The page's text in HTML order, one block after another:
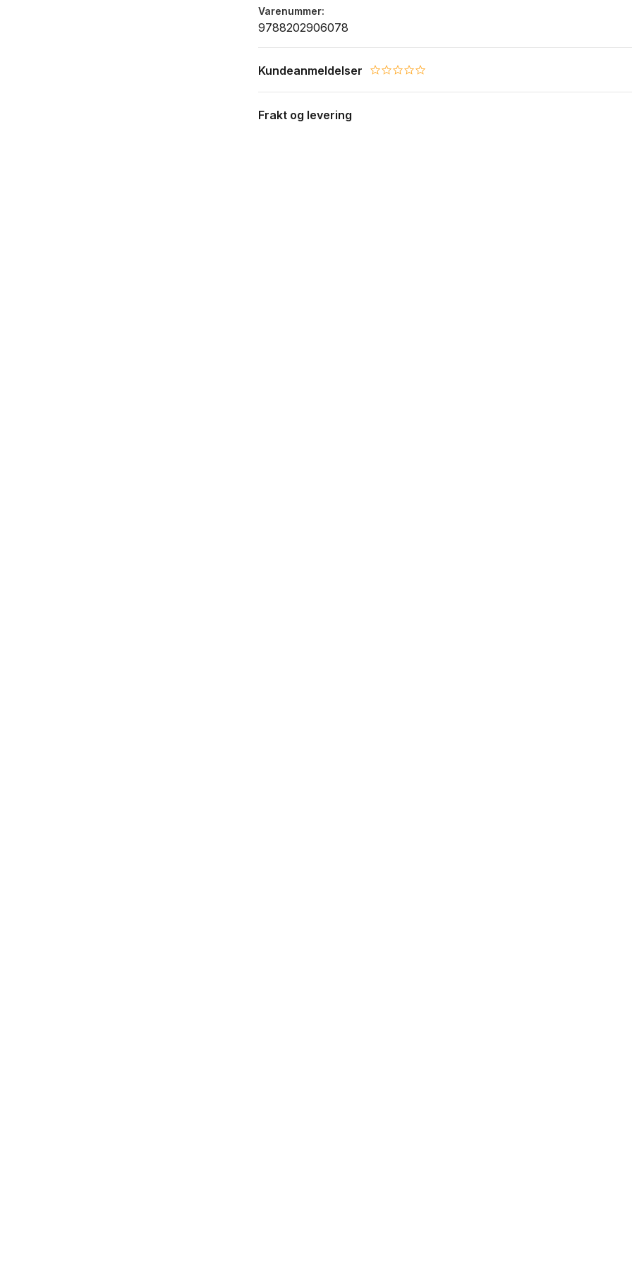
Varenummer
9788202906078
Kundeanmeldelser 0.0 star rating
Frakt og levering